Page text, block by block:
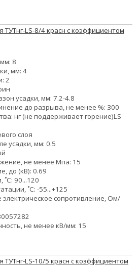
ТУТнг-LS-8/4 красн с коэффициентом
8
мм: 4
2
усадки, мм: 7.2-4.8
до разрыва, не менее %: 300
нг (не поддерживает горение)LS
слоя
усадки, мм: 0.5
не менее Мпа: 15
до (кВ): 0.69
˚С: 90...120
˚С: -55...+125
сопротивление, Ом/
не менее кВ/мм: 15
ТУТнг-LS-10/5 красн с коэффициентом